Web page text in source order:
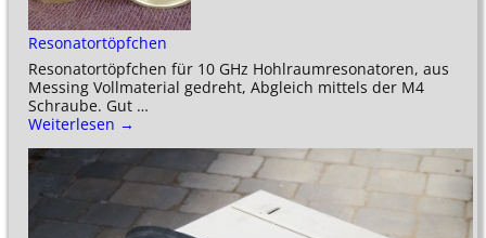
Resonatortöpfchen
Resonatortöpfchen für 10 GHz Hohlraumresonatoren, aus
Messing Vollmaterial gedreht, Abgleich mittels der M4
Schraube. Gut …
Weiterlesen →